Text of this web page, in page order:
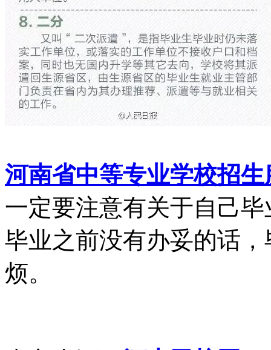
河南省中等专业学校招
一定要注意有关于自己
毕业之前没有办妥的话
烦。